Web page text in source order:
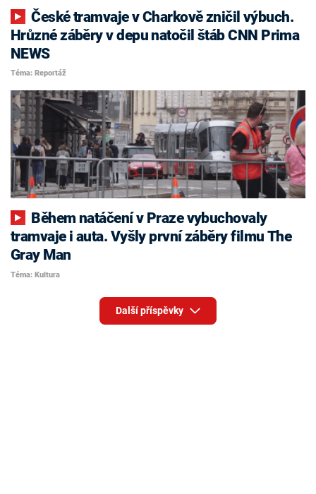
České tramvaje v Charkově zničil výbuch.
Hrůzné záběry v depu natočil štáb CNN Prima
NEWS
Téma: Reportáž
tramvaje i auta. Vyšly první záběry filmu The
Gray Man
Téma: Kultura
Další příspěvky